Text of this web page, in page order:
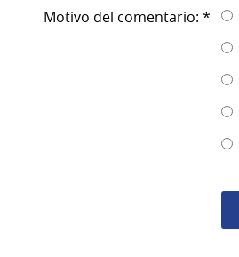
Motivo del comentario: *